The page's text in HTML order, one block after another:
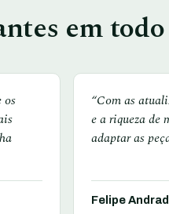
em
os
“Com as
e a riqueza de
adaptar as
Felipe